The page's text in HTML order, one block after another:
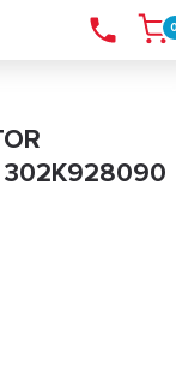
302K928090